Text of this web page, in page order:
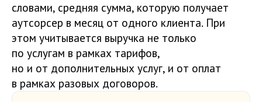
словами, средняя сумма, которую получает
аутсорсер в месяц от одного клиента. При
этом учитывается выручка не только
по услугам в рамках тарифов,
но и от дополнительных услуг, и от оплат
в рамках разовых договоров.